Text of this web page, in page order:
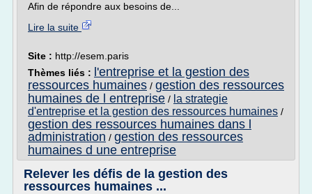
Afin de répondre aux besoins de...
Lire la suite
Site : http://esem.paris
Thèmes liés :
l'entreprise et la gestion des
ressources humaines / gestion des ressources
humaines de l entreprise / la strategie
d'entreprise et la gestion des ressources humaines /
gestion des ressources humaines dans l
administration / gestion des ressources
humaines d une entreprise
Relever les défis de la gestion des
ressources humaines ...